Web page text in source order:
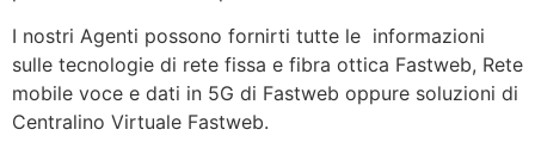
I nostri Agenti possono fornirti tutte le informazioni
sulle tecnologie di rete fissa e fibra ottica Fastweb, Rete
mobile voce e dati in 5G di Fastweb oppure soluzioni di
Centralino Virtuale Fastweb.